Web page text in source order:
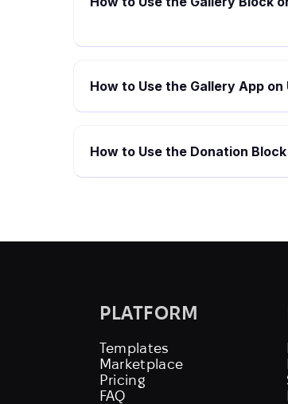
How to Use the Gallery App on
How to Use the Donation
PLATFORM
Templates
Marketplace
Pricing
FAQ